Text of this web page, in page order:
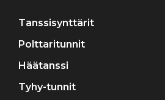
Tanssisynttärit
Polttaritunnit
Häätanssi
Tyhy-tunnit